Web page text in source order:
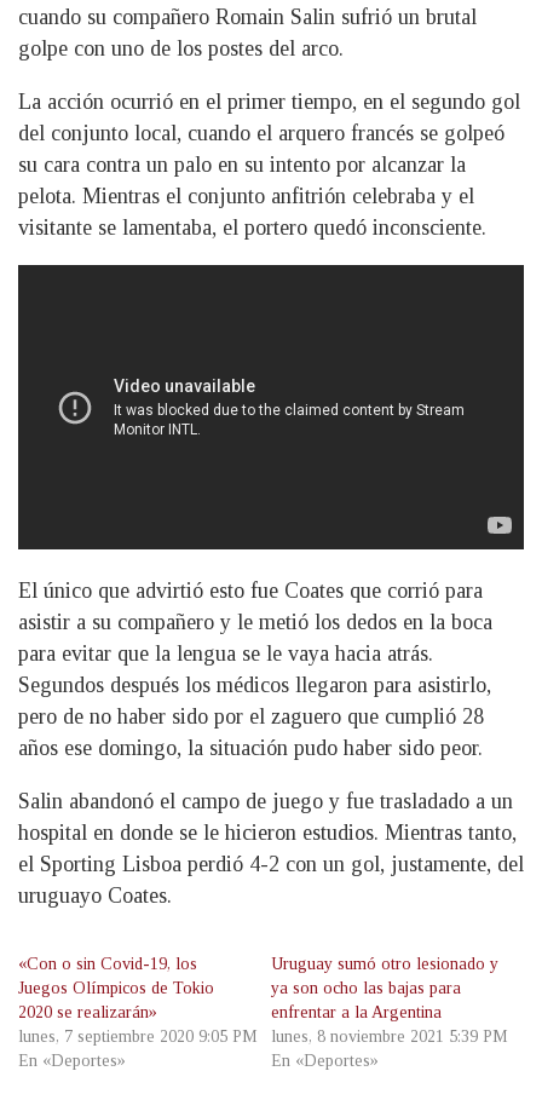
cuando su compañero Romain Salin sufrió un brutal
golpe con uno de los postes del arco.
La acción ocurrió en el primer tiempo, en el segundo gol
del conjunto local, cuando el arquero francés se golpeó
su cara contra un palo en su intento por alcanzar la
pelota. Mientras el conjunto anfitrión celebraba y el
visitante se lamentaba, el portero quedó inconsciente.
El único que advirtió esto fue Coates que corrió para
asistir a su compañero y le metió los dedos en la boca
para evitar que la lengua se le vaya hacia atrás.
Segundos después los médicos llegaron para asistirlo,
pero de no haber sido por el zaguero que cumplió 28
años ese domingo, la situación pudo haber sido peor.
Salin abandonó el campo de juego y fue trasladado a un
hospital en donde se le hicieron estudios. Mientras tanto,
el Sporting Lisboa perdió 4-2 con un gol, justamente, del
uruguayo Coates.
«Con o sin Covid-19, los
Juegos Olímpicos de Tokio
2020 se realizarán»
lunes, 7 septiembre 2020 9:05 PM
En «Deportes»
Uruguay sumó otro lesionado y
ya son ocho las bajas para
enfrentar a la Argentina
lunes, 8 noviembre 2021 5:39 PM
En «Deportes»